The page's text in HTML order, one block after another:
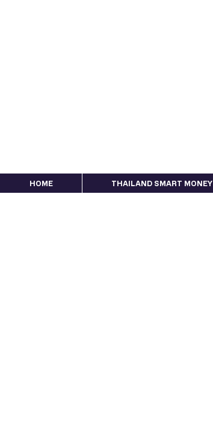
HOME THAILAND SMART MONEY